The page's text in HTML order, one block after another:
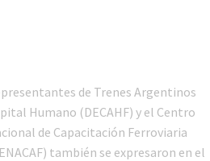
de Trenes Argentinos
Humano (DECAHF) y el Centro
de Capacitación Ferroviaria
también se expresaron en el